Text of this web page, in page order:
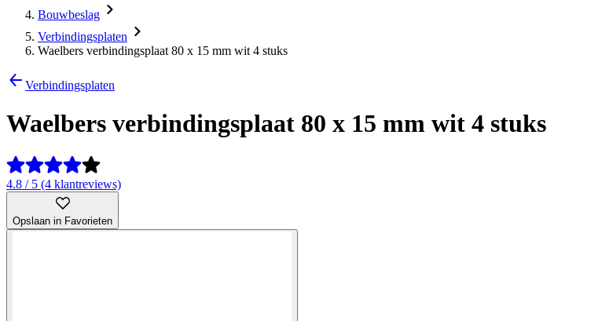
Bouwbeslag
Verbindingsplaten
Waelbers verbindingsplaat 80 x 15 mm wit 4 stuks
Verbindingsplaten
Waelbers verbindingsplaat 80 x 15 mm wit 4 stuks
4.8 / 5 (4 klantreviews)
Opslaan in Favorieten